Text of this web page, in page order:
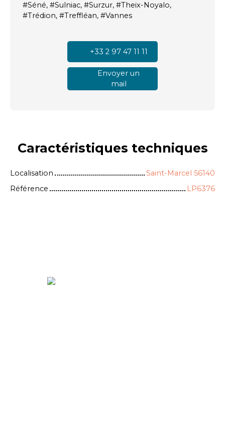
#Séné, #Sulniac, #Surzur, #Theix-Noyalo,
#Trédion, #Treffléan, #Vannes
+33 2 97 47 11 11
Envoyer un
mail
Caractéristiques techniques
Localisation
Saint-Marcel 56140
Référence
LP6376